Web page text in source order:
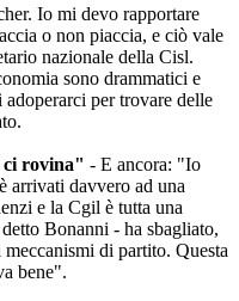
Io mi devo rapportare
o non piaccia, e ciò vale
nazionale della Cisl.
sono drammatici e
per trovare delle
ci rovina" - E ancora: "Io
arrivati davvero ad una
e la Cgil è tutta una
Bonanni - ha sbagliato,
di partito. Questa
bene".